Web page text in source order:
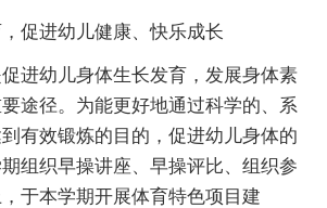
进幼儿健康、快乐成长
幼儿身体生长发育，发展身体素
途径。为能更好地通过科学的、系
有效锻炼的目的，促进幼儿身体的
组织早操讲座、早操评比、组织参
于本学期开展体育特色项目建